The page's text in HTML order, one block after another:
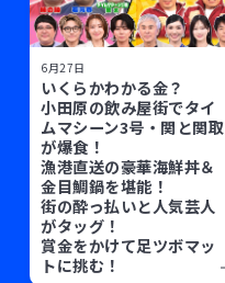
6月27日
いくらかわかる金？
小田原の飲み屋街でタイ
ムマシーン3号・関と関取
が爆食！
漁港直送の豪華海鮮丼＆
金目鯛鍋を堪能！
街の酔っ払いと人気芸人
がタッグ！
賞金をかけて足ツボマッ
トに挑む！